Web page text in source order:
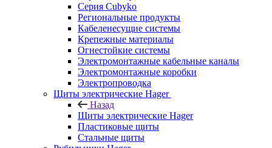
Серия Cubyko
Региональные продукты
Кабеленесущие системы
Крепежные материалы
Огнестойкие системы
Электромонтажные кабельные каналы
Электромонтажные коробки
Электропроводка
Щиты электрические Hager
Назад
Щиты электрические Hager
Пластиковые щиты
Стальные щиты